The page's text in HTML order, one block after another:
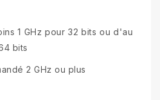
1 GHz pour 32 bits ou d'au
bits
2 GHz ou plus